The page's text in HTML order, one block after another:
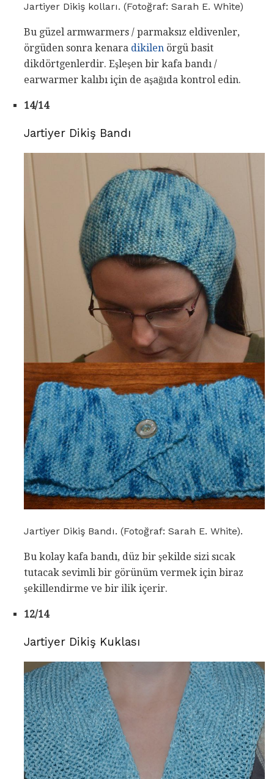
Jartiyer Dikiş kolları. (Fotoğraf: Sarah E. White)
Bu güzel armwarmers / parmaksız eldivenler,
örgüden sonra kenara dikilen örgü basit
dikdörtgenlerdir. Eşleşen bir kafa bandı /
earwarmer kalıbı için de aşağıda kontrol edin.
14/14
Jartiyer Dikiş Bandı
Jartiyer Dikiş Bandı. (Fotoğraf: Sarah E. White).
Bu kolay kafa bandı, düz bir şekilde sizi sıcak
tutacak sevimli bir görünüm vermek için biraz
şekillendirme ve bir ilik içerir.
12/14
Jartiyer Dikiş Kuklası